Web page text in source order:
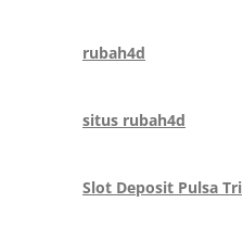
rubah4d
situs rubah4d
Slot Deposit Pulsa Tri